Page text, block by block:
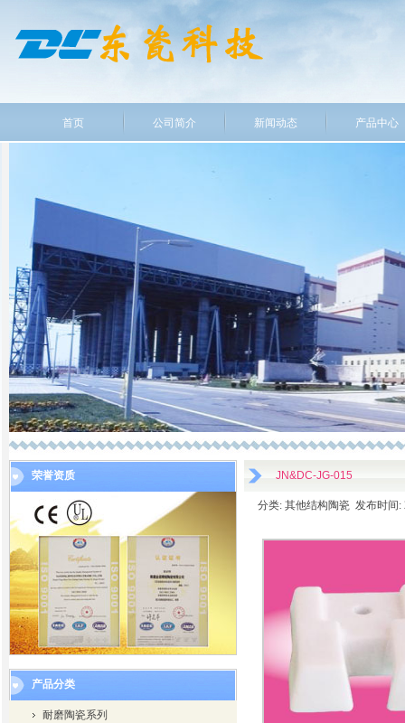
首页 公司简介 新闻动态 产品中心
荣誉资质
产品分类
耐磨陶瓷系列
JN&DC-JG-015
分类: 其他结构陶瓷 发布时间: